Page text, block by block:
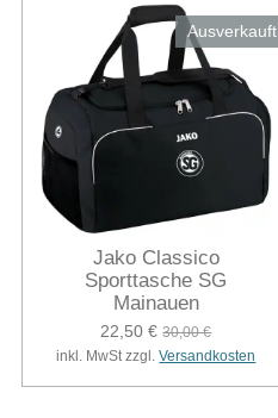
Ausverkauft
Jako Classico
Sporttasche SG
Mainauen
22,50 € 30,00 €
inkl. MwSt zzgl.Versandkosten